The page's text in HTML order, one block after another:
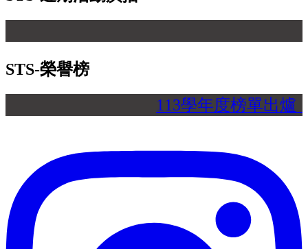
STS-榮譽榜
113學年度榜單出爐